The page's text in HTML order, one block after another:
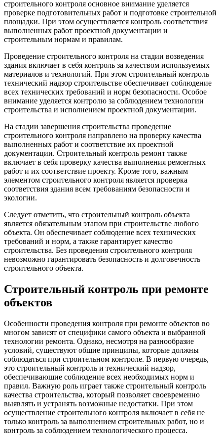
строительного контроля основное внимание уделяется
проверке подготовительных работ и подготовке строительной
площадки. При этом осуществляется контроль соответствия
выполненных работ проектной документации и
строительным нормам и правилам.
Проведение строительного контроля на стадии возведения
здания включает в себя контроль за качеством используемых
материалов и технологий. При этом строительный контроль
технический надзор строительстве обеспечивает соблюдение
всех технических требований и норм безопасности. Особое
внимание уделяется контролю за соблюдением технологии
строительства и исполнением проектной документации.
На стадии завершения строительства проведение
строительного контроля направлено на проверку качества
выполненных работ и соответствие их проектной
документации. Строительный контроль ремонт также
включает в себя проверку качества выполнения ремонтных
работ и их соответствие проекту. Кроме того, важным
элементом строительного контроля является проверка
соответствия здания всем требованиям безопасности и
экологии.
Следует отметить, что строительный контроль объекта
является обязательным этапом при строительстве любого
объекта. Он обеспечивает соблюдение всех технических
требований и норм, а также гарантирует качество
строительства. Без проведения строительного контроля
невозможно гарантировать безопасность и долговечность
строительного объекта.
Строительный контроль при ремонте
объектов
Особенности проведения контроля при ремонте объектов во
многом зависят от специфики самого объекта и выбранной
технологии ремонта. Однако, несмотря на разнообразие
условий, существуют общие принципы, которые должны
соблюдаться при строительном контроле. В первую очередь,
это строительный контроль и технический надзор,
обеспечивающие соблюдение всех необходимых норм и
правил. Важную роль играет также строительный контроль
качества строительства, который позволяет своевременно
выявлять и устранять возможные недостатки. При этом
осуществление строительного контроля включает в себя не
только контроль за выполнением строительных работ, но и
контроль за соблюдением технологического процесса.